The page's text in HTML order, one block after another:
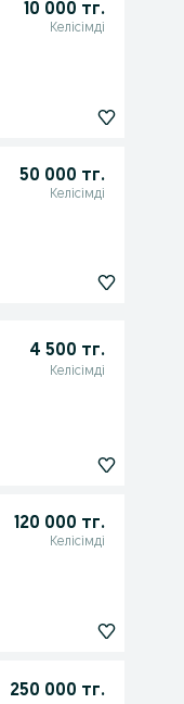
10 000 тг.
Келісімді
50 000 тг.
Келісімді
4 500 тг.
Келісімді
120 000 тг.
Келісімді
250 000 тг.